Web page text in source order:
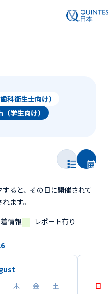
科衛生士向け）
学生向け）
ると、その日に開催されて
ます。
情報 レポート有り
木 金
土
日